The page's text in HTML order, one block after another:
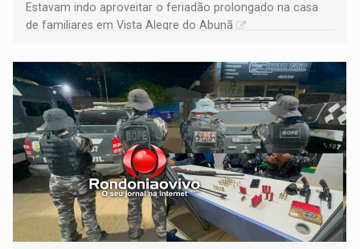
Estavam indo aproveitar o feriadão prolongado na casa
de familiares em Vista Alegre do Abunã